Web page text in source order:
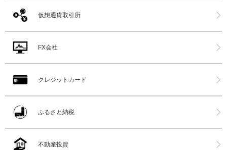
仮想通貨取引所
FX会社
クレジットカード
ふるさと納税
不動産投資